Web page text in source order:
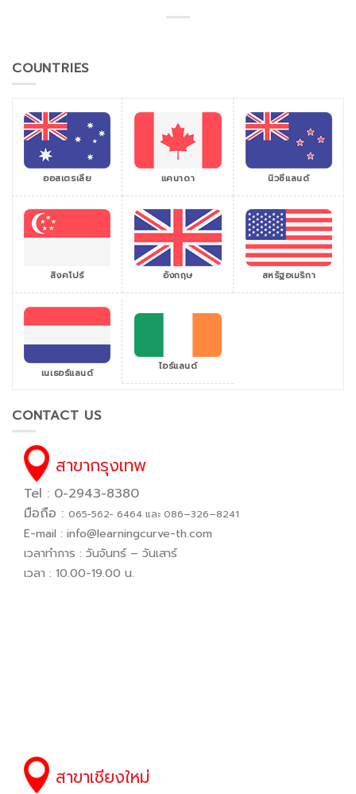
COUNTRIES
ออสเตรเลีย แคนาดา นิวซีแลนด์
สิงคโปร์ อังกฤษ สหรัฐอเมริกา
เนเธอร์แลนด์ ไอร์แลนด์
CONTACT US
สาขากรุงเทพ
Tel : 0-2943-8380
มือถือ : 065−562− 6464 และ 086–326–8241
E-mail : info@learningcurve-th.com
เวลาทำการ : วันจันทร์ – วันเสาร์
เวลา : 10.00-19.00 น.
สาขาเชียงใหม่